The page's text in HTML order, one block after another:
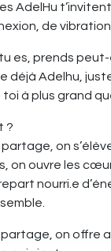
AdelHu
de
es, prends
déjà Adelhu,
à plus grand
?
on
on ouvre les
nourri.e
partage, on offre